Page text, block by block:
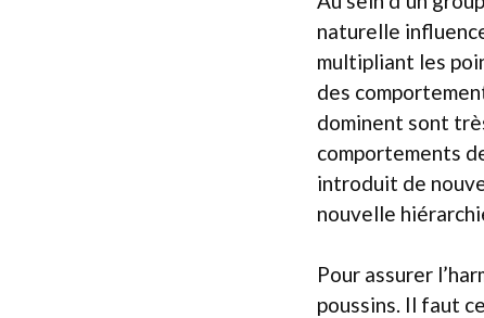
naturelle
multipliant les
des
dominent sont
comportements
introduit de
nouvelle
Pour assurer
poussins. Il faut